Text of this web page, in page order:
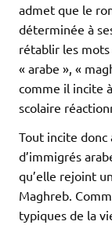
admet que le
déterminée à
rétablir les mots
« arabe », «
comme il incite
scolaire
Tout incite donc
d’immigrés
qu’elle rejoint
Maghreb.
typiques de la